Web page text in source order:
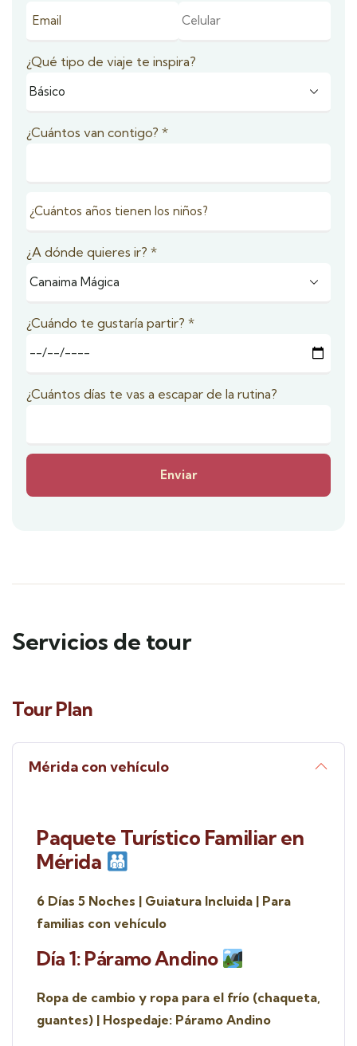
¿Qué tipo de viaje te inspira?
¿Cuántos van contigo? *
¿A dónde quieres ir? *
¿Cuándo te gustaría partir? *
¿Cuántos días te vas a escapar de la rutina?
Enviar
Servicios de tour
Tour Plan
Mérida con vehículo
Paquete Turístico Familiar en
Mérida
6 Días 5 Noches | Guiatura Incluida | Para
familias con vehículo
Día 1: Páramo Andino
Ropa de cambio y ropa para el frío (chaqueta,
guantes) | Hospedaje: Páramo Andino